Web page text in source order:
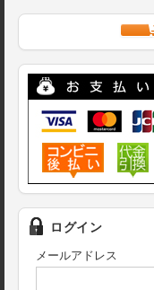
ログイン
メールアドレス